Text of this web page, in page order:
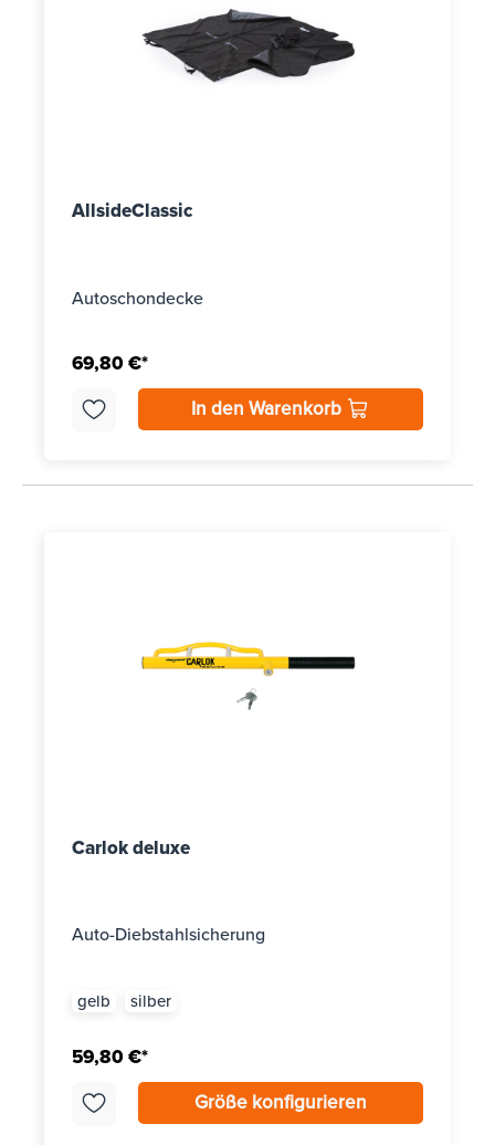
AllsideClassic
Autoschondecke
69,80 €*
In den Warenkorb
Carlok deluxe
Auto-Diebstahlsicherung
gelb silber
59,80 €*
Größe konfigurieren